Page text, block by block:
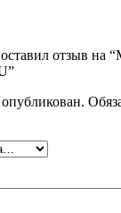
отзыв на